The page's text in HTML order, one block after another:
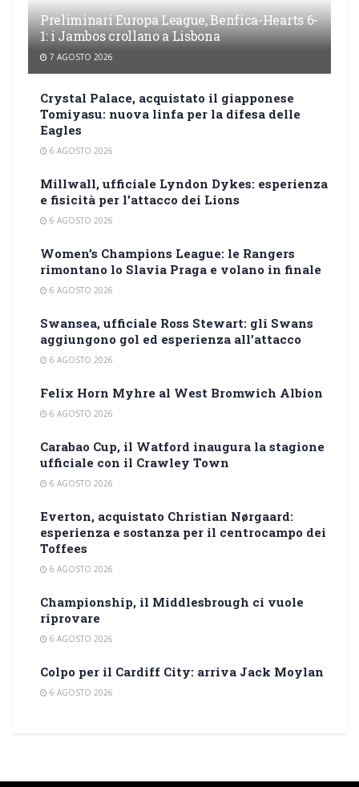
Preliminari Europa League, Benfica-Hearts 6-
1: i Jambos crollano a Lisbona
7 AGOSTO 2026
Crystal Palace, acquistato il giapponese
Tomiyasu: nuova linfa per la difesa delle
Eagles
6 AGOSTO 2026
Millwall, ufficiale Lyndon Dykes: esperienza
e fisicità per l’attacco dei Lions
6 AGOSTO 2026
Women’s Champions League: le Rangers
rimontano lo Slavia Praga e volano in finale
6 AGOSTO 2026
Swansea, ufficiale Ross Stewart: gli Swans
aggiungono gol ed esperienza all’attacco
6 AGOSTO 2026
Felix Horn Myhre al West Bromwich Albion
6 AGOSTO 2026
Carabao Cup, il Watford inaugura la stagione
ufficiale con il Crawley Town
6 AGOSTO 2026
Everton, acquistato Christian Nørgaard:
esperienza e sostanza per il centrocampo dei
Toffees
6 AGOSTO 2026
Championship, il Middlesbrough ci vuole
riprovare
6 AGOSTO 2026
Colpo per il Cardiff City: arriva Jack Moylan
6 AGOSTO 2026